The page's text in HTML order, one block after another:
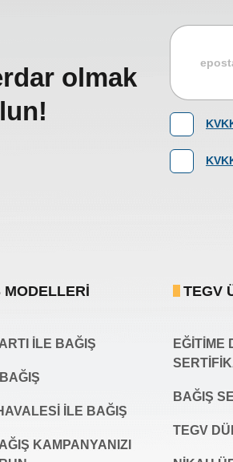
olmak
MODELLERI
İLE BAĞIŞ
İLE BAĞIŞ
KAMPANYANIZI
TEGV
EĞİTİME
BAĞIŞ
TEGV